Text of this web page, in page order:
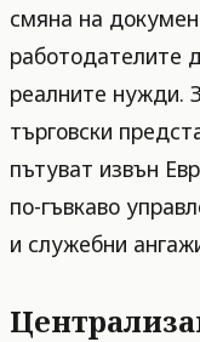
смяна на
работодателите
реалните нужди.
търговски
пътуват извън
по-гъвкаво
и служебни